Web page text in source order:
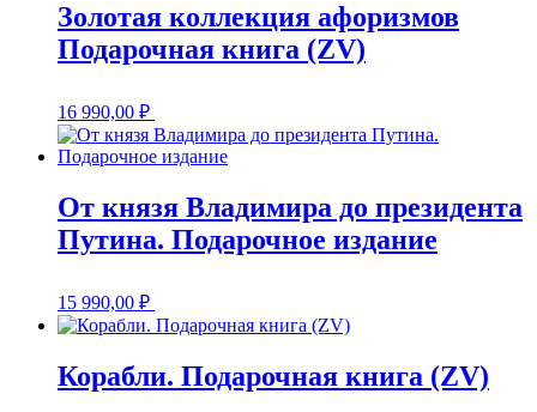
Золотая коллекция афоризмов
Подарочная книга (ZV)
16 990,00 ₽
От князя Владимира до президента
Путина. Подарочное издание
15 990,00 ₽
Корабли. Подарочная книга (ZV)